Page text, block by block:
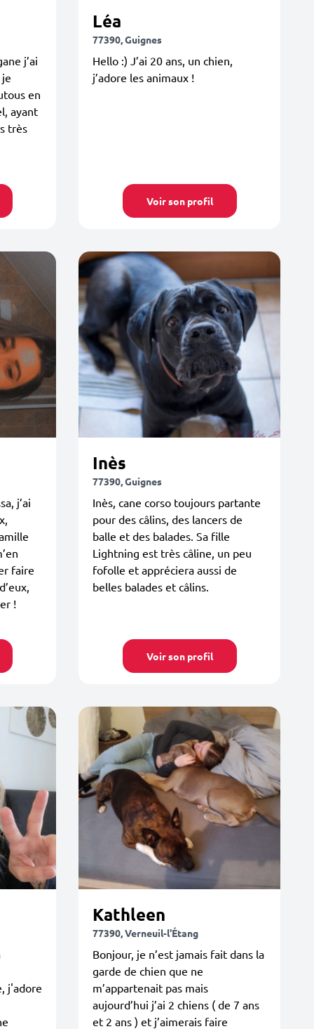
j’ai
en
ayant
très
Léa
77390, Guignes
Hello :) J’ai 20 ans, un chien,
j’adore les animaux !
Voir son profil
j’ai
faire
!
Inès
77390, Guignes
Inès, cane corso toujours partante
pour des câlins, des lancers de
balle et des balades. Sa fille
Lightning est très câline, un peu
fofolle et appréciera aussi de
belles balades et câlins.
Voir son profil
j'adore
Kathleen
77390, Verneuil-l'Étang
Bonjour, je n’est jamais fait dans la
garde de chien que ne
m’appartenait pas mais
aujourd’hui j’ai 2 chiens ( de 7 ans
et 2 ans ) et j’aimerais faire